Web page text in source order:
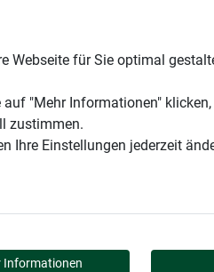
POP-
Webseite für Sie optimal
auf "Mehr Informationen"
zustimmen.
Ihre Einstellungen jederzeit
Informationen